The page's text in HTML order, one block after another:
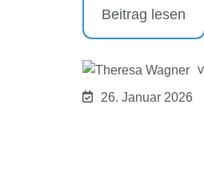
Beitrag lesen
26. Januar 2026